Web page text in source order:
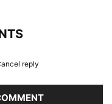
reply